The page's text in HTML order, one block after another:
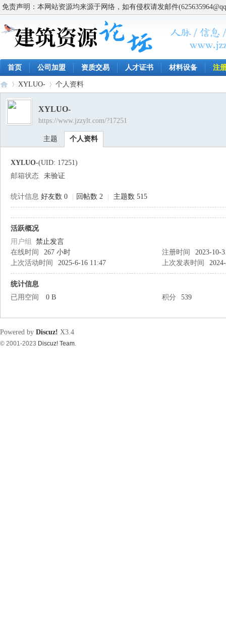
免责声明：本网站资源均来源于网络，如有侵权请发邮件
首页 公司加盟 资质交易 人才证书 材料设备 注
资
›
XYLUO- 个人资料
XYLUO-
https://www.jzzylt.com/?17251
主题 个人资料
XYLUO-(UID: 17251)
邮箱状态
未验证
统计信息 好友数 0 回帖数 2 主题数 515
活跃概况
用户组 禁止发言
在线时间
267 小时 注册时间
2023-10-
上次活动时间
2025-6-16 11:47 上次发表时间
统计信息
已用空间
0 B 积分 539
Powered by Discuz! X3.4
© 2001-2023 Discuz! Team